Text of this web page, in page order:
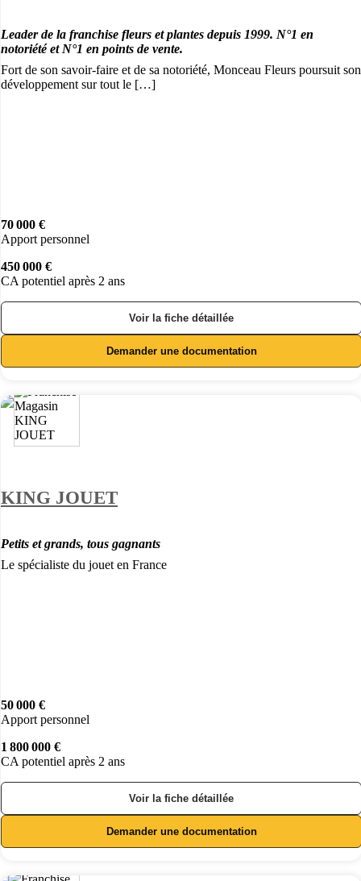
Leader de la franchise fleurs et plantes depuis 1999. N°1 en
notoriété et N°1 en points de vente.
Fort de son savoir-faire et de sa notoriété, Monceau Fleurs poursuit son
développement sur tout le […]
70 000 €
Apport personnel
450 000 €
CA potentiel après 2 ans
Voir la fiche détaillée
Demander une documentation
KING JOUET
Petits et grands, tous gagnants
Le spécialiste du jouet en France
50 000 €
Apport personnel
1 800 000 €
CA potentiel après 2 ans
Voir la fiche détaillée
Demander une documentation